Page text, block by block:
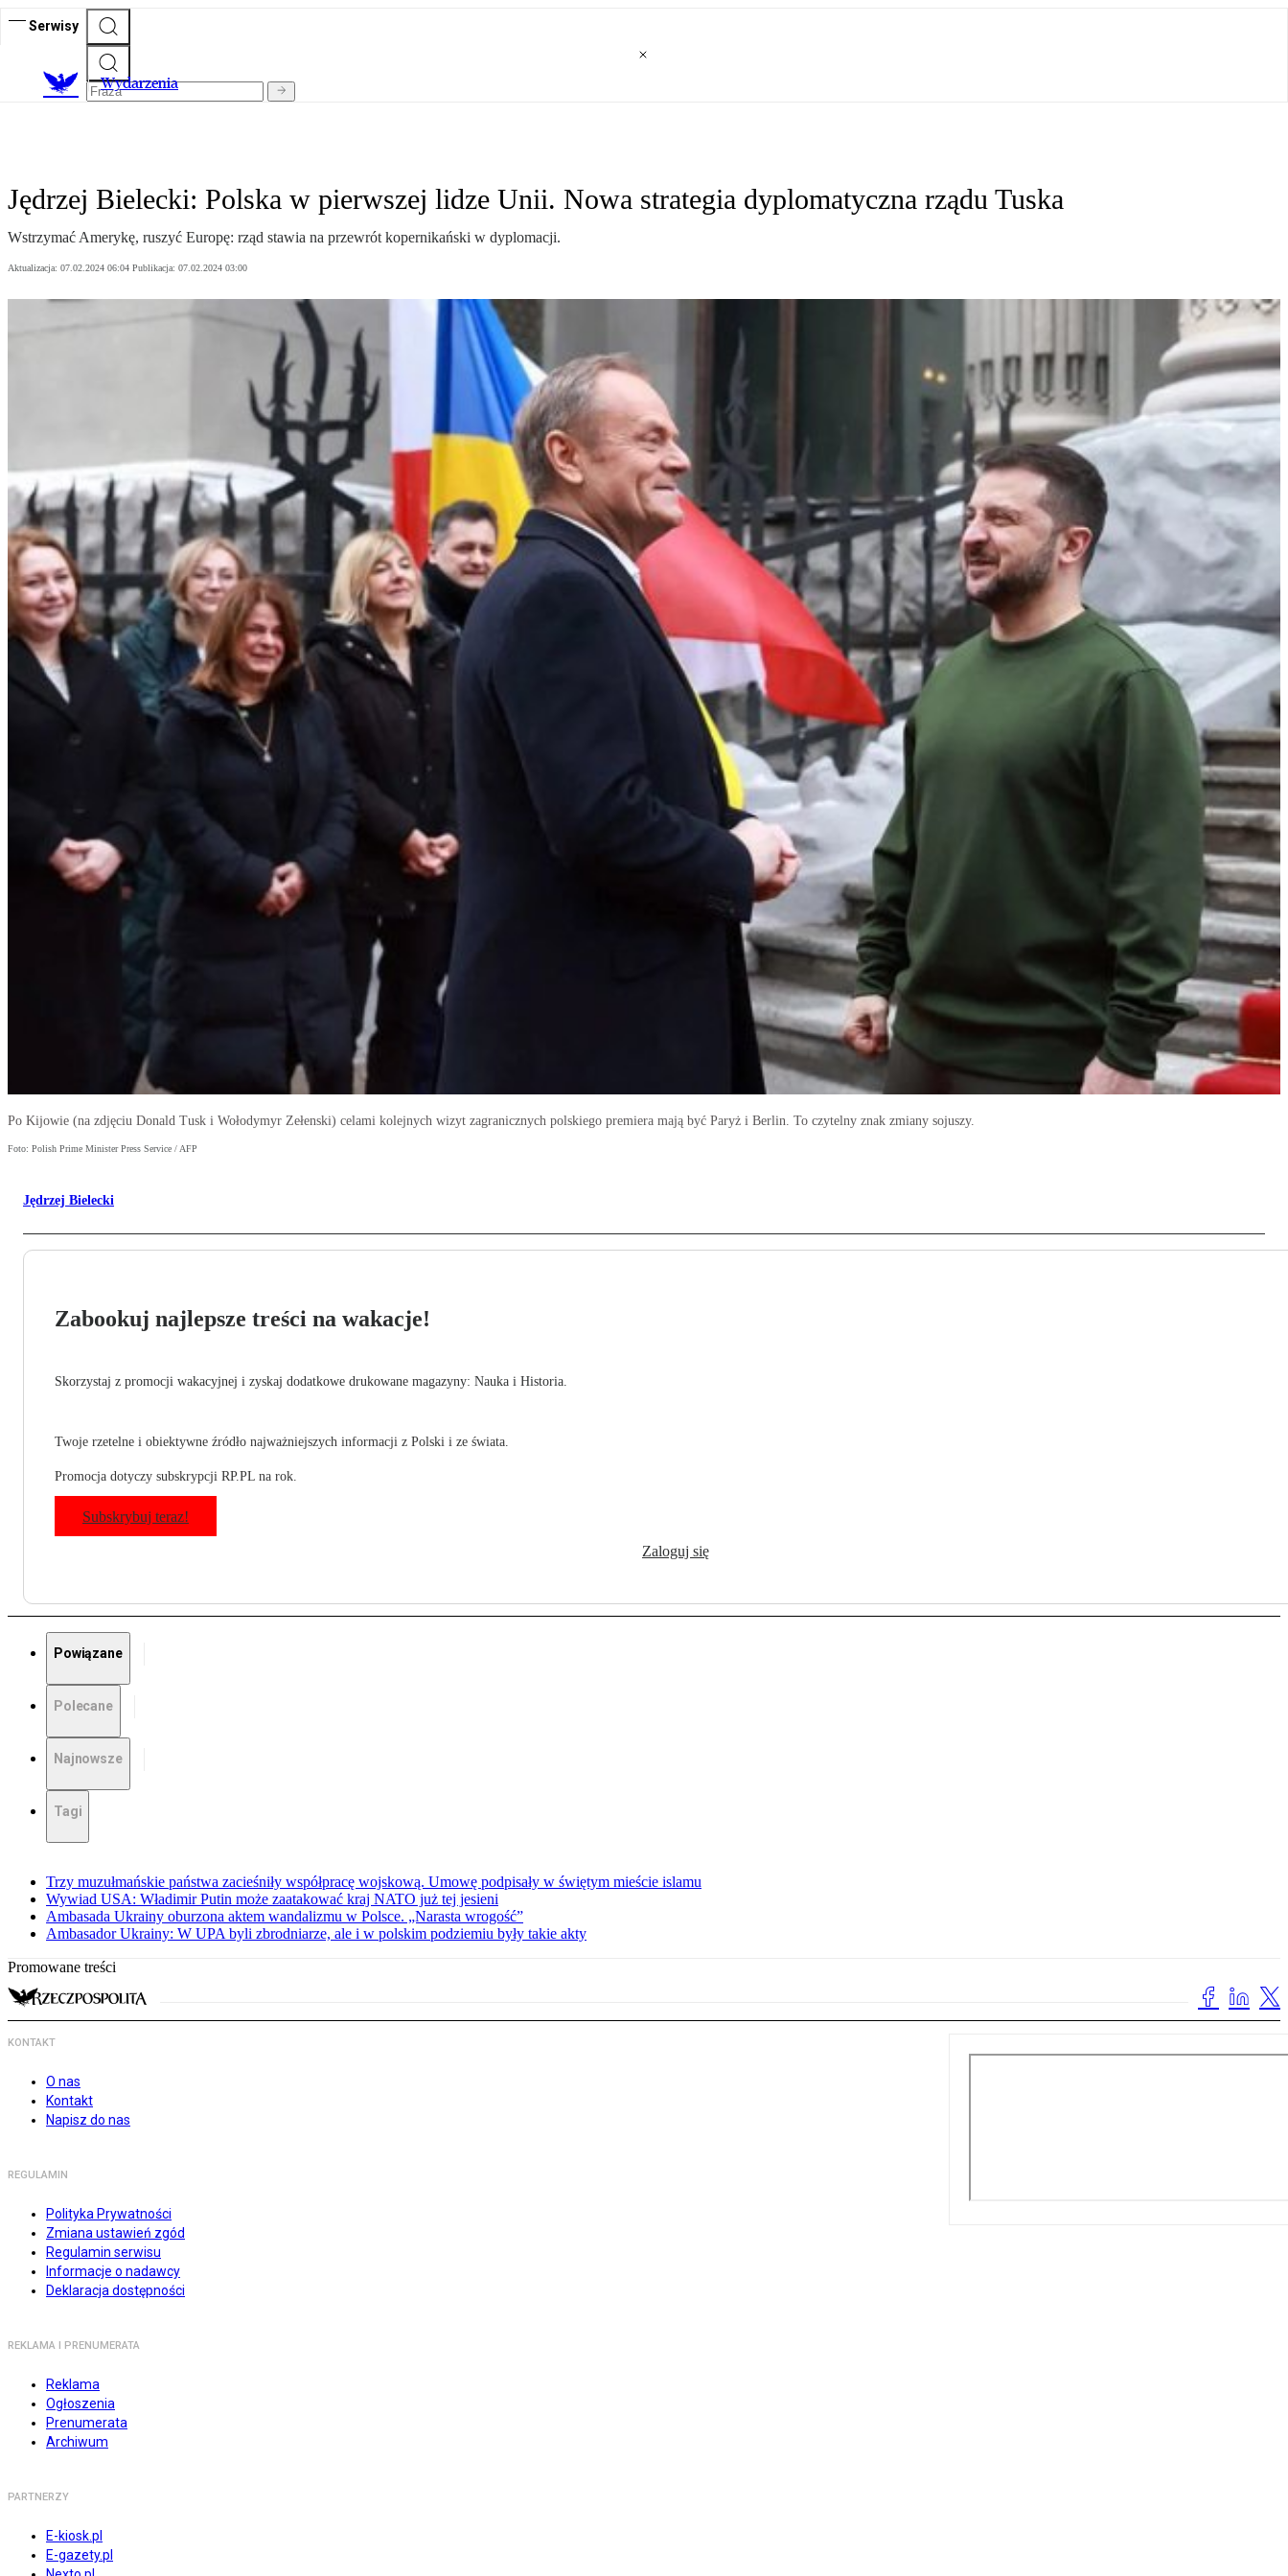
Serwisy
Wydarzenia
Jędrzej Bielecki: Polska w pierwszej lidze Unii. Nowa strategia dyplomatyczna rządu Tuska
Wstrzymać Amerykę, ruszyć Europę: rząd stawia na przewrót kopernikański w dyplomacji.
Aktualizacja: 07.02.2024 06:04 Publikacja: 07.02.2024 03:00
Po Kijowie (na zdjęciu Donald Tusk i Wołodymyr Zełenski) celami kolejnych wizyt zagranicznych polskiego premiera mają być Paryż i Berlin. To czytelny znak zmiany sojuszy.
Foto: Polish Prime Minister Press Service / AFP
Jędrzej Bielecki
Zabookuj najlepsze treści na wakacje!
Skorzystaj z promocji wakacyjnej i zyskaj dodatkowe drukowane magazyny: Nauka i Historia.
Twoje rzetelne i obiektywne źródło najważniejszych informacji z Polski i ze świata.
Promocja dotyczy subskrypcji RP.PL na rok.
Subskrybuj teraz!
Zaloguj się
Powiązane
Polecane
Najnowsze
Tagi
Trzy muzułmańskie państwa zacieśniły współpracę wojskową. Umowę podpisały w świętym mieście islamu
Wywiad USA: Władimir Putin może zaatakować kraj NATO już tej jesieni
Ambasada Ukrainy oburzona aktem wandalizmu w Polsce. „Narasta wrogość”
Ambasador Ukrainy: W UPA byli zbrodniarze, ale i w polskim podziemiu były takie akty
Promowane treści
KONTAKT
O nas
Kontakt
Napisz do nas
REGULAMIN
Polityka Prywatności
Zmiana ustawień zgód
Regulamin serwisu
Informacje o nadawcy
Deklaracja dostępności
REKLAMA I PRENUMERATA
Reklama
Ogłoszenia
Prenumerata
Archiwum
PARTNERZY
E-kiosk.pl
E-gazety.pl